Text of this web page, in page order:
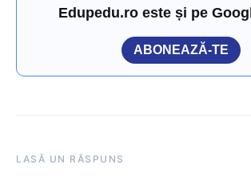
Edupedu.ro este și pe
ABONEAZĂ-TE
LASĂ UN RĂSPUNS